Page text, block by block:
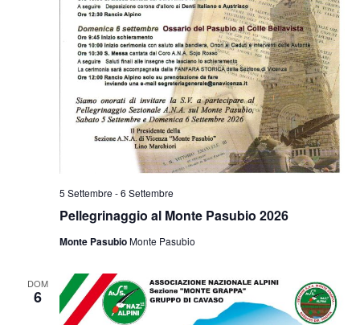
Pellegrinaggio al Monte Pasubio 2026
5 Settembre -6 Settembre
Monte PasubioMonte Pasubio
DOM
6